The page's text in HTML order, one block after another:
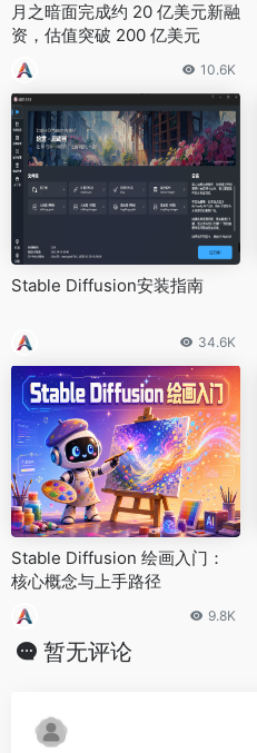
月之暗面完成约 20 亿美元新融
资，估值突破 200 亿美元
10.6K
Stable Diffusion安装指南
34.6K
Stable Diffusion 绘画入门：
核心概念与上手路径
9.8K
暂无评论